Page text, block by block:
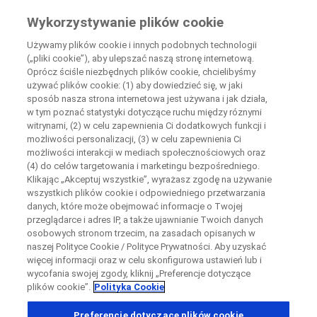
Wiedza Pacjenta
by Roche
Disease Area Overview
Psychiatric Disorder
Schizophrenia
Schizophrenia
Zamknij
Formularz kontaktowy
Kraj
Polska, selected
Zamknij
Skontaktuj się bezpośrednio z ośrodkiem badawczym
Dane osoboweImię
Nazwisko
Zamknij
Directly contact the sponsor for questions
Zamknij
Request a call back
Nazwisko
Wykorzystywanie plików cookie
Używamy plików cookie i innych podobnych technologii
(„pliki cookie”), aby ulepszać naszą stronę internetową.
Oprócz ściśle niezbędnych plików cookie, chcielibyśmy
używać plików cookie: (1) aby dowiedzieć się, w jaki
sposób nasza strona internetowa jest używana i jak działa,
w tym poznać statystyki dotyczące ruchu między róznymi
witrynami, (2) w celu zapewnienia Ci dodatkowych funkcji i
możliwości personalizacji, (3) w celu zapewnienia Ci
możliwości interakcji w mediach społecznościowych oraz
(4) do celów targetowania i marketingu bezpośredniego.
Klikając „Akceptuj wszystkie”, wyrażasz zgodę na używanie
wszystkich plików cookie i odpowiedniego przetwarzania
danych, które może obejmować informacje o Twojej
przeglądarce i adres IP, a także ujawnianie Twoich danych
osobowych stronom trzecim, na zasadach opisanych w
naszej Polityce Cookie / Polityce Prywatności. Aby uzyskać
więcej informacji oraz w celu skonfigurowa ustawień lub i
wycofania swojej zgody, kliknij „Preferencje dotyczące
plików cookie”. Polityka Cookie